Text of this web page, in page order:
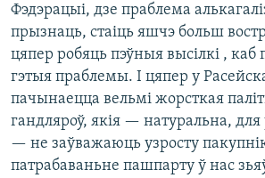
Фэдэрацыі, дзе праблема
прызнаць, стаіць яшчэ больш
цяпер робяць пэўныя высілкі , каб
гэтыя праблемы. І цяпер у
пачынаецца вельмі жорсткая
гандляроў, якія — натуральна,
— не заўважаюць узросту
патрабаваньне пашпарту ў нас